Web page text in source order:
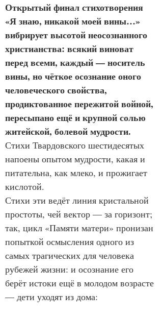
Открытый финал стихотворения
«Я знаю, никакой моей вины…»
вибрирует высотой неосознанного
христианства: всякий виноват
перед всеми, каждый — носитель
вины, но чёткое осознание оного
человеческого свойства,
продиктованное пережитой войной,
пересыпано ещё и крупной солью
житейской, болевой мудрости.
Стихи Твардовского шестидесятых
напоены опытом мудрости, какая и
питательна, как млеко, и прожигает
кислотой.
Стихи эти ведёт линия кристальной
простоты, чей вектор — за горизонт;
так, цикл «Памяти матери» пронизан
попыткой осмысления одного из
самых трагических для человека
рубежей жизни: и осознание его
берёт истоки ещё в молодом возрасте
— дети уходят из дома: